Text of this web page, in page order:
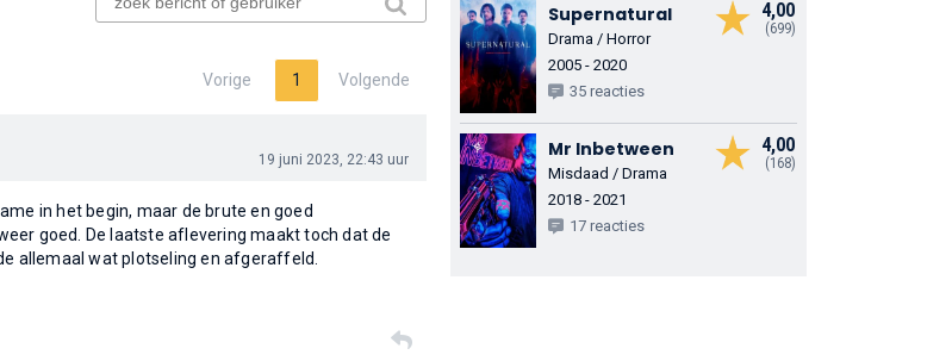
Vorige 1 Volgende
19 juni 2023, 22:43 uur
in het begin, maar de brute en goed
goed. De laatste aflevering maakt toch dat de
allemaal wat plotseling en afgeraffeld.
4,00
(699)
Supernatural
Drama / Horror
2005 - 2020
35 reacties
4,00
(168)
Mr Inbetween
Misdaad / Drama
2018 - 2021
17 reacties